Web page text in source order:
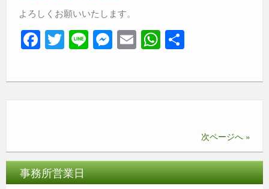
よろしくお願いいたします。
F
c
o
k
T
tt
Li
e
M
ss
er
E
ail
W
at
p
次ページへ »
事務所営業日